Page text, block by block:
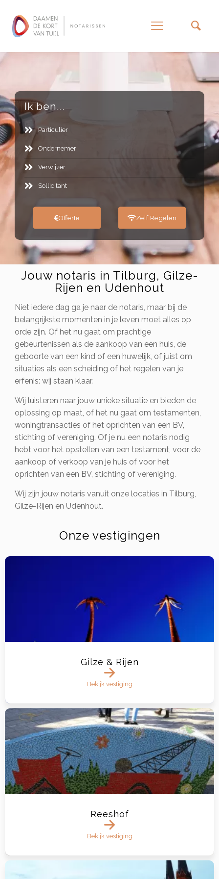
Ik ben...
Particulier
Ondernemer
Verwijzer
Sollicitant
Offerte Zelf Regelen
Jouw notaris in Tilburg, Gilze-
Rijen en Udenhout
Niet iedere dag ga je naar de notaris, maar bij de
belangrijkste momenten in je leven moet alles op
orde zijn. Of het nu gaat om prachtige
gebeurtenissen als de aankoop van een huis, de
geboorte van een kind of een huwelijk, of juist om
situaties als een scheiding of het regelen van je
erfenis: wij staan klaar.
Wij luisteren naar jouw unieke situatie en bieden de
oplossing op maat, of het nu gaat om testamenten,
woningtransacties of het oprichten van een BV,
stichting of vereniging. Of je nu een notaris nodig
hebt voor het opstellen van een testament, voor de
aankoop of verkoop van je huis of voor het
oprichten van een BV, stichting of vereniging.
Wij zijn jouw notaris vanuit onze locaties in Tilburg,
Gilze-Rijen en Udenhout.
Onze vestigingen
Gilze & Rijen
Bekijk vestiging
Reeshof
Bekijk vestiging